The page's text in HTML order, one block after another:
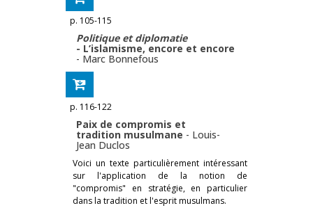
p. 105-115
Politique et diplomatie
- L’islamisme, encore et encore
- Marc Bonnefous
p. 116-122
Paix de compromis et
tradition musulmane - Louis-
Jean Duclos
Voici un texte particulièrement intéressant
sur l'application de la notion de
"compromis" en stratégie, en particulier
dans la tradition et l'esprit musulmans.